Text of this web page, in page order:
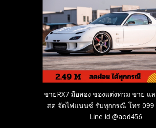
ขายRX7 มือสอง ของแต่งท่วม ขาย แ
สด จัดไฟแนนซ์ รับทุกกรณี โทร 099
Line id @aod456